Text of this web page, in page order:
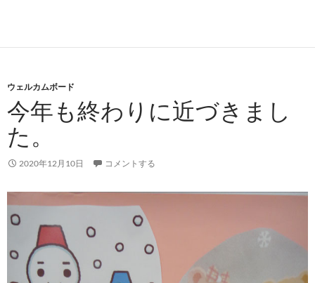
ウェルカムボード
今年も終わりに近づきまし
た。
2020年12月10日 コメントする